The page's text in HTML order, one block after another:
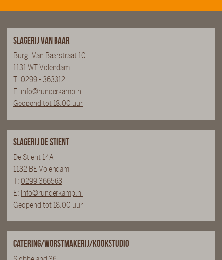
Slagerij van Baar
Burg. Van Baarstraat 10
1131 WT Volendam
T: 0299 - 363312
E: info@runderkamp.nl
Geopend tot 18.00 uur
Slagerij De Stient
De Stient 14A
1132 BE Volendam
T: 0299 366563
E: info@runderkamp.nl
Geopend tot 18.00 uur
Catering/Worstmakerij/Kookstudio